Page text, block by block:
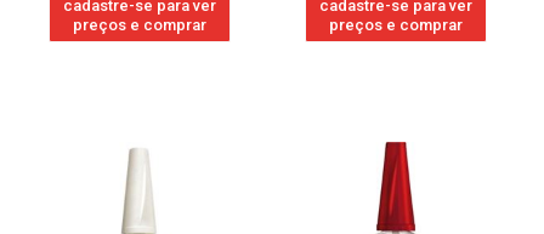
cadastre-se para ver
preços e comprar
cadastre-se para ver
preços e comprar